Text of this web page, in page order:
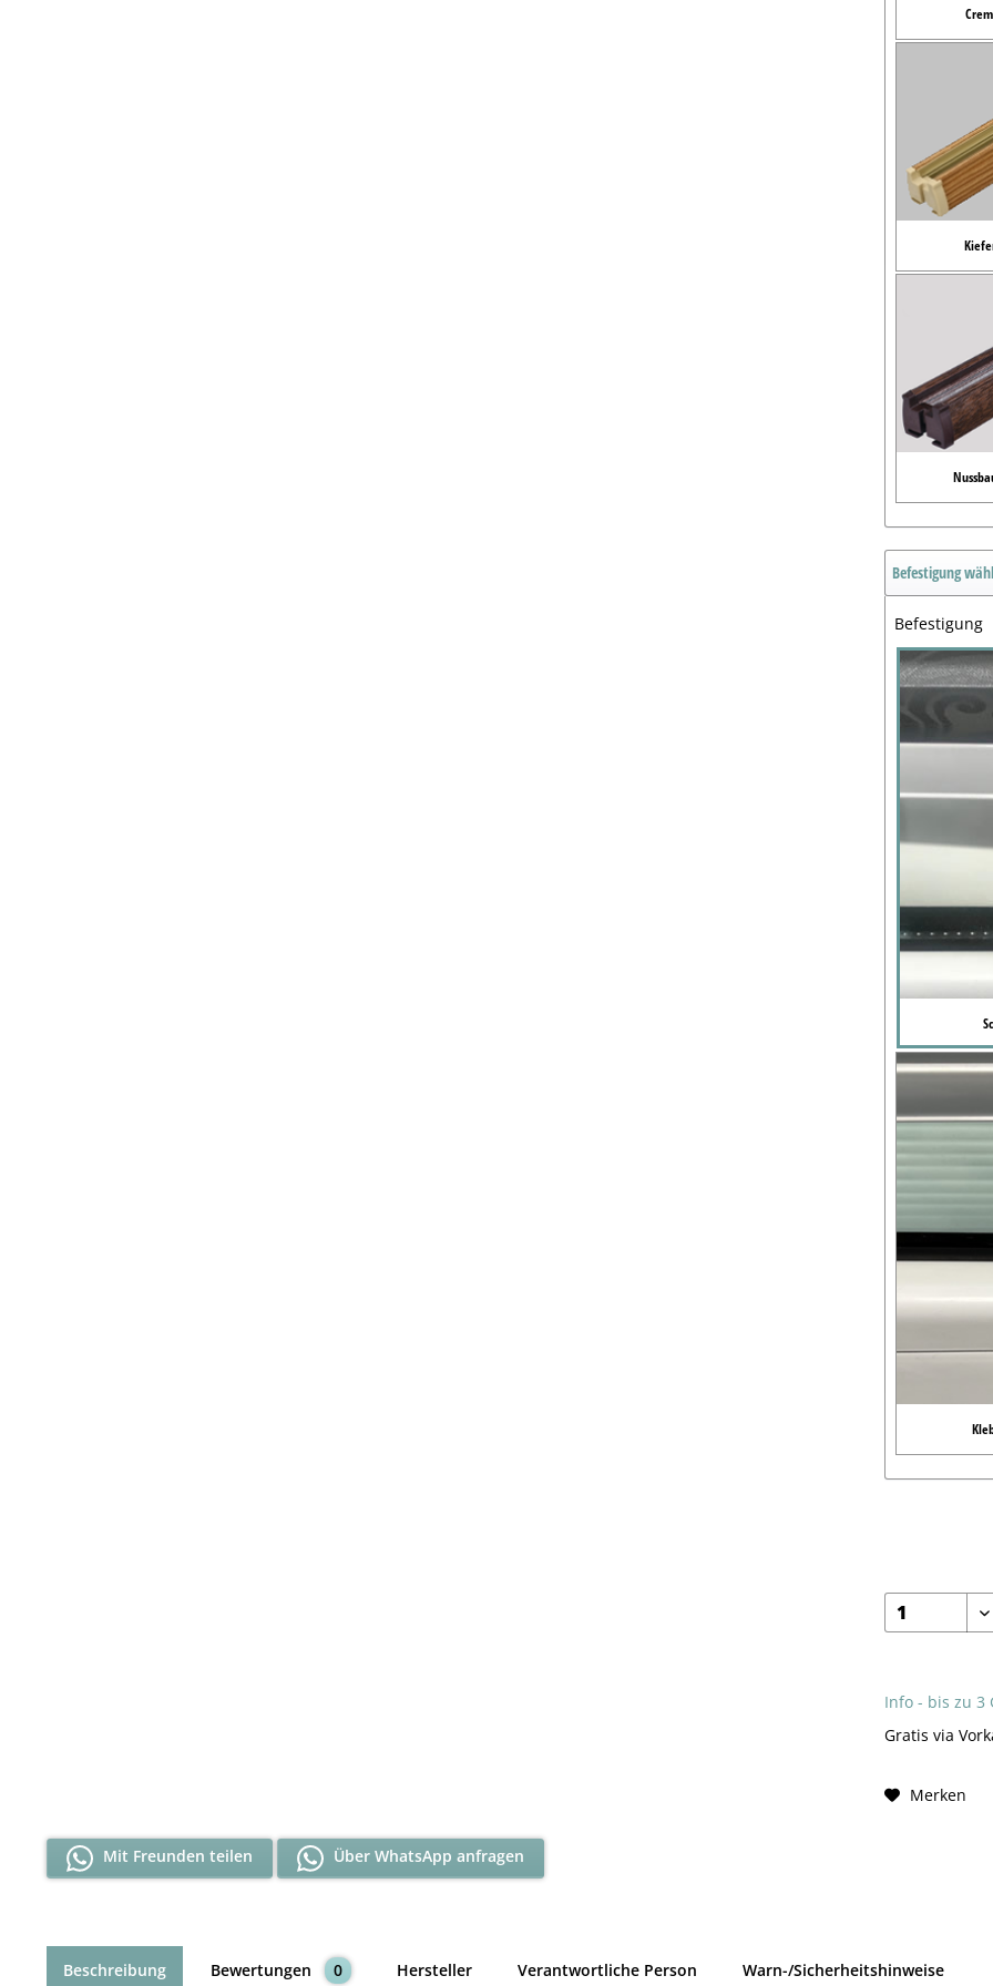
Befestigung
Befestigung
Info - bis zu 3
Gratis via
Merken
Mit Freunden teilen Über WhatsApp anfragen
Beschreibung Bewertungen 0 Hersteller Verantwortliche Person Warn-/Sicherheitshinweise